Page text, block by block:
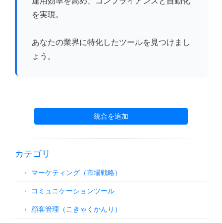
を実現。
あなたの業界に特化したツールを見つけまし
ょう。
統合を追加
カテゴリ
マーケティング（市場戦略）
コミュニケーションツール
顧客管理（こきゃくかんり）